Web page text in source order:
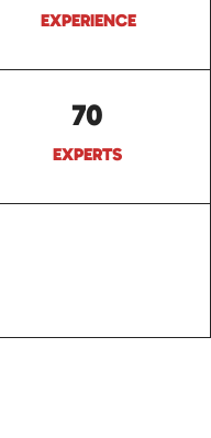
EXPERIENCE
70
EXPERTS